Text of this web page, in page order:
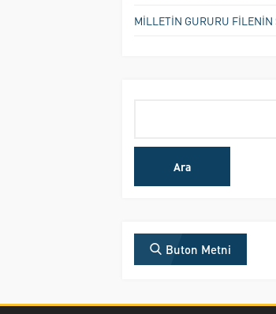
MİLLETİN GURURU FİLENİN
Buton Metni